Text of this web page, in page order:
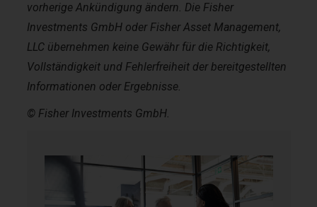
vorherige Ankündigung ändern. Die Fisher
Investments GmbH oder Fisher Asset Management,
LLC übernehmen keine Gewähr für die Richtigkeit,
Vollständigkeit und Fehlerfreiheit der bereitgestellten
Informationen oder Ergebnisse.
© Fisher Investments GmbH.